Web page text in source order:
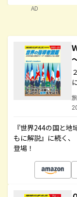
AD
『世界244の国と
もに解説』に続く
登場！